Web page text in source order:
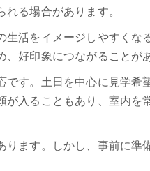
る場合があります。
活をイメージしやすくな
好印象につながることが
す。土日を中心に見学希
入ることもあり、室内を
ます。しかし、事前に準